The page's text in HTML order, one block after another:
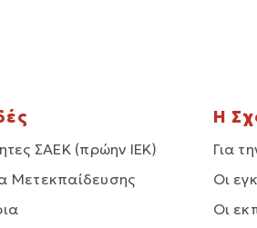
ΣΑΕΚ (πρώην ΙΕΚ)
Μετεκπαίδευσης
Η
Για
Οι
Οι